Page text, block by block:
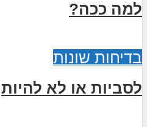
למה ככה?
בדיחות שונות
לסביות או לא להיות